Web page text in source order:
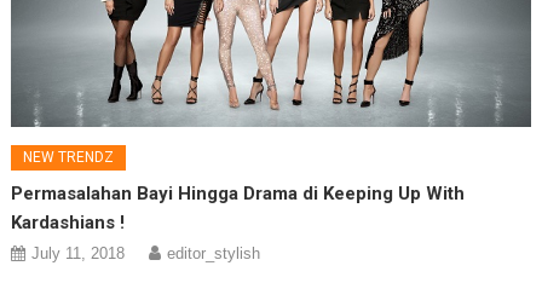
NEW TRENDZ
Permasalahan Bayi Hingga Drama di Keeping Up With
Kardashians !
July 11, 2018 editor_stylish